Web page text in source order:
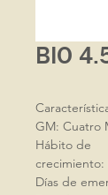
BIO
GM: Cuatro
Hábito de
Días de